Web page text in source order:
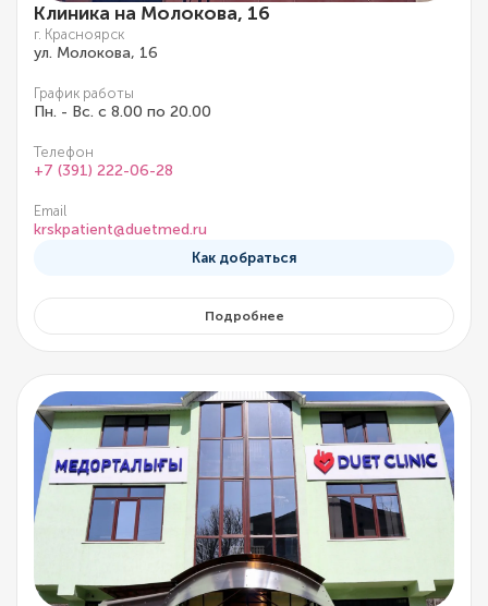
Клиника на Молокова, 16
г. Красноярск
ул. Молокова, 16
График работы
Пн. - Вс. с 8.00 по 20.00
Телефон
+7 (391) 222-06-28
Email
krskpatient@duetmed.ru
Как добраться
Подробнее